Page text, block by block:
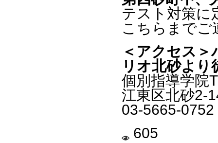
テスト対策に
こちらまでご
＜アクセス＞
リオ北砂より
個別指導学
江東区北砂2-
03-5665-0752
605